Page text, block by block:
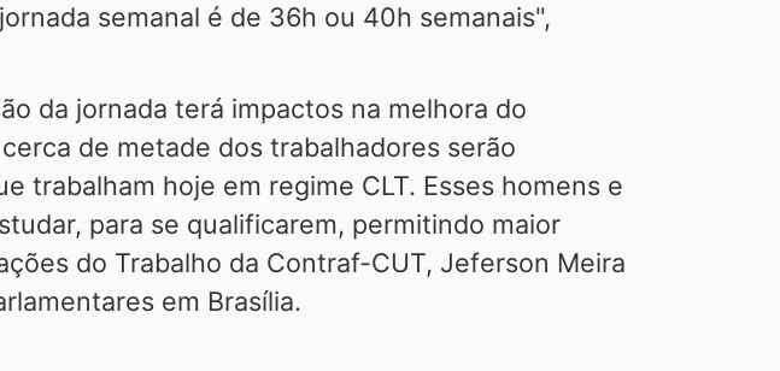
semanal é de 36h ou 40h semanais",
da jornada terá impactos na melhora do
de metade dos trabalhadores serão
trabalham hoje em regime CLT. Esses homens e
para se qualificarem, permitindo maior
do Trabalho da Contraf-CUT, Jeferson Meira
em Brasília.